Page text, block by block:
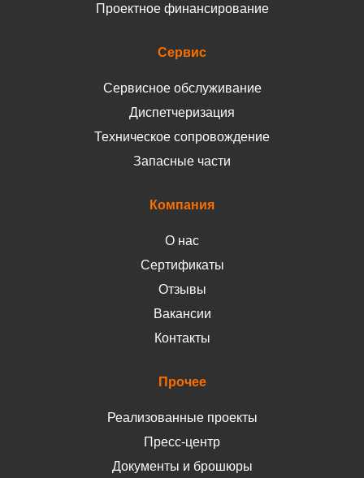
Проектное финансирование
Сервис
Сервисное обслуживание
Диспетчеризация
Техническое сопровождение
Запасные части
Компания
О нас
Сертификаты
Отзывы
Вакансии
Контакты
Прочее
Реализованные проекты
Пресс-центр
Документы и брошюры